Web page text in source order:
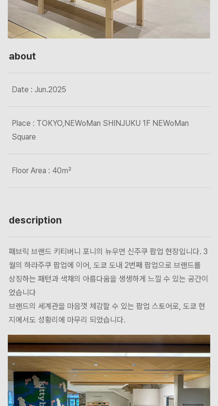
about
Date : Jun.2025
Place : TOKYO,NEWoMan SHINJUKU 1F NEWoMan
Square
Floor Area : 40㎡
description
패브릭 브랜드 키티버니 포니의 뉴우먼 신주쿠 팝업 현장입니다. 3
월의 하라주쿠 팝업에 이어, 도쿄 도내 2번째 팝업으로 브랜드를
상징하는 패턴과 색채의 아름다움을 생생하게 느낄 수 있는 공간이
었습니다
브랜드의 세계관을 마음껏 체감할 수 있는 팝업 스토어로, 도쿄 현
지에서도 성황리에 마무리 되었습니다.